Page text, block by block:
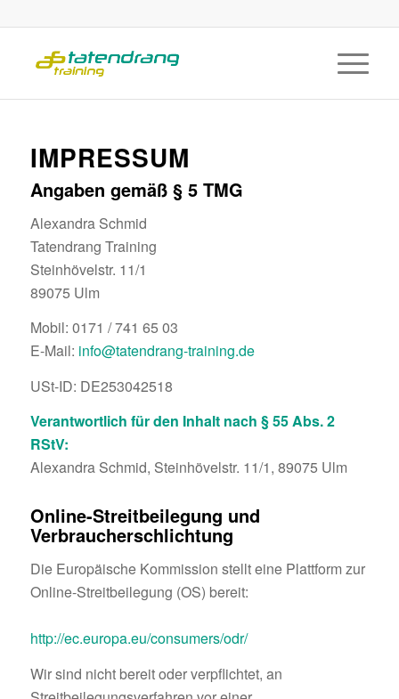
IMPRESSUM
Angaben gemäß § 5 TMG
Alexandra Schmid
Tatendrang Training
Steinhövelstr. 11/1
89075 Ulm
Mobil: 0171 / 741 65 03
E-Mail: info@tatendrang-training.de
USt-ID: DE253042518
Verantwortlich für den Inhalt nach § 55 Abs. 2
RStV:
Alexandra Schmid, Steinhövelstr. 11/1, 89075 Ulm
Online-Streitbeilegung und
Verbraucherschlichtung
Die Europäische Kommission stellt eine Plattform zur
Online-Streitbeilegung (OS) bereit:
http://ec.europa.eu/consumers/odr/
Wir sind nicht bereit oder verpflichtet, an